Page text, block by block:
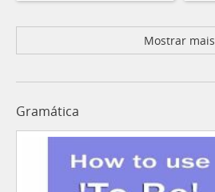
Mostrar mais
Gramática